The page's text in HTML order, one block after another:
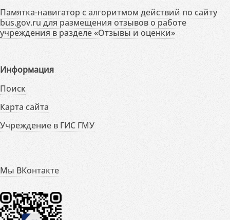
Памятка-навигатор с алгоритмом действий по сайту
bus.gov.ru для размещения отзывов о работе
учреждения в разделе «Отзывы и оценки»
Информация
Поиск
Карта сайта
Учреждение в ГИС ГМУ
Мы ВКонтакте